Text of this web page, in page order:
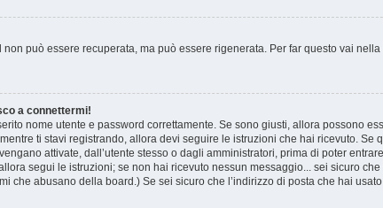
non può essere recuperata, ma può essere rigenerata. Per far questo vai
a connettermi!
nome utente e password correttamente. Se sono giusti, allora possono
mentre ti stavi registrando, allora devi seguire le istruzioni che hai ricevuto.
attivate, dall’utente stesso o dagli amministratori, prima di poter
segui le istruzioni; se non hai ricevuto nessun messaggio... sei sicuro
che abusano della board.) Se sei sicuro che l’indirizzo di posta che hai